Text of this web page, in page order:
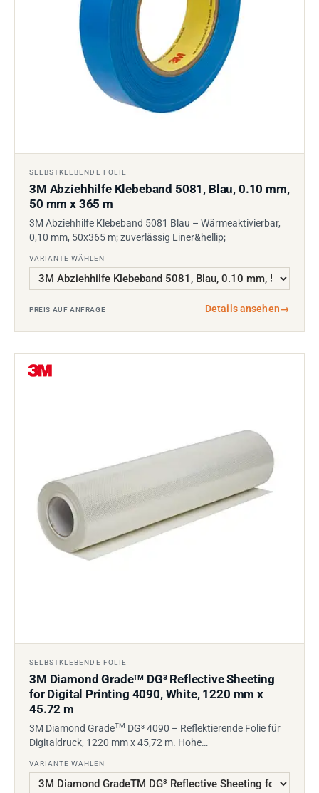
SELBSTKLEBENDE FOLIE
3M Abziehhilfe Klebeband 5081, Blau, 0.10 mm,
50 mm x 365 m
3M Abziehhilfe Klebeband 5081 Blau – Wärmeaktivierbar,
0,10 mm, 50x365 m; zuverlässig Liner&hellip;
VARIANTE WÄHLEN
PREIS AUF ANFRAGE Details ansehen→
SELBSTKLEBENDE FOLIE
3M Diamond GradeTM DG³ Reflective Sheeting
for Digital Printing 4090, White, 1220 mm x
45.72 m
3M Diamond GradeTM DG³ 4090 – Reflektierende Folie für
Digitaldruck, 1220 mm x 45,72 m. Hohe…
VARIANTE WÄHLEN